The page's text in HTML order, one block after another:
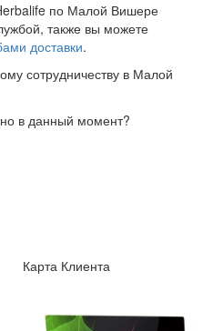
по Малой Вишере
также вы можете
доставки.
сотрудничеству в Малой
в данный момент?
Карта Клиента